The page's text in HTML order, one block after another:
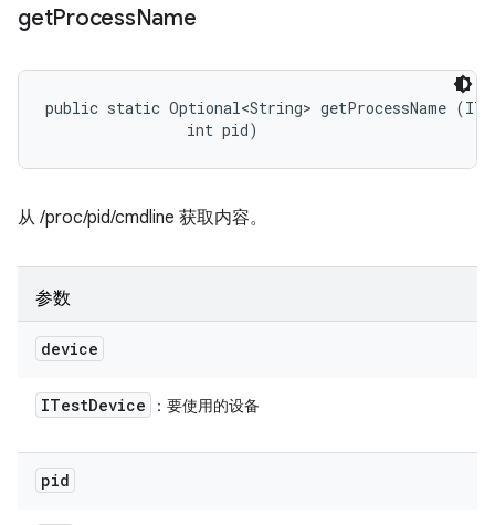
getProcessName
public static Optional<String> getProcessName
                int pid)
从 /proc/pid/cmdline 获取内容。
参数
device
ITestDevice ：要使用的设备
pid